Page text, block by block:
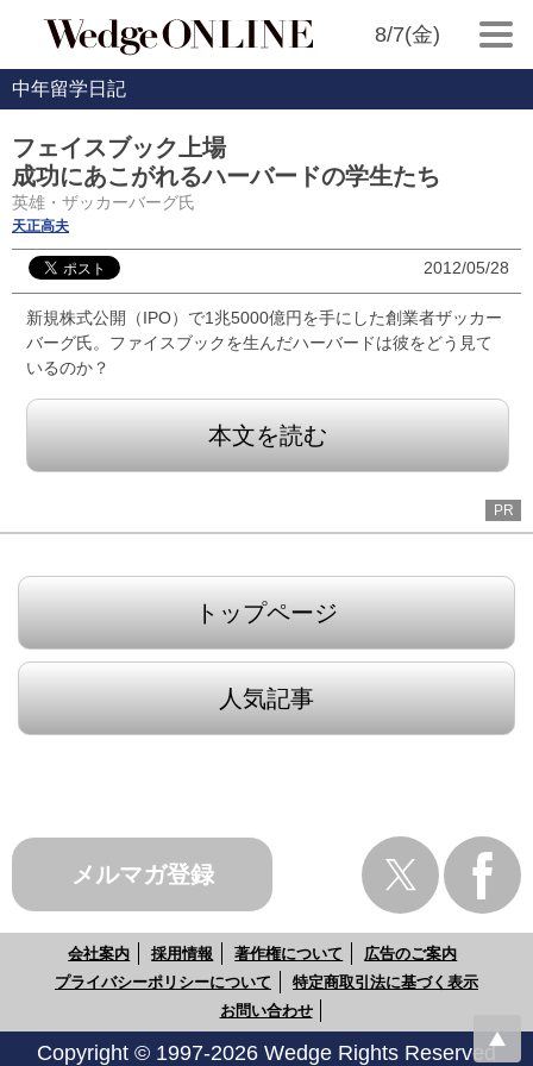
8/7(金)
中年留学日記
フェイスブック上場
成功にあこがれるハーバードの学生たち
英雄・ザッカーバーグ氏
天正高夫
2012/05/28
新規株式公開（IPO）で1兆5000億円を手にした創業者ザッカー
バーグ氏。ファイスブックを生んだハーバードは彼をどう見て
いるのか？
本文を読む
PR
トップページ
人気記事
メルマガ登録
会社案内 採用情報 著作権について
広告のご案内
プライバシーポリシーについて
特定商取引法に基づく表示
お問い合わせ
Copyright © 1997-2026 Wedge Rights Reserved